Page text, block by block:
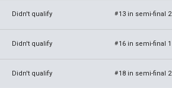
Didn't qualify #13 in semi-final 2
Didn't qualify #16 in semi-final 1
Didn't qualify #18 in semi-final 2